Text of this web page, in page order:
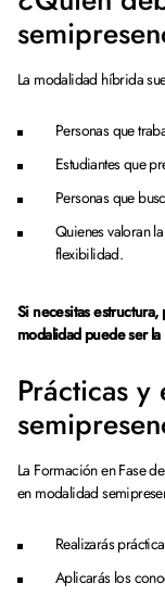
La modalidad híbrida
Personas que
Estudiantes que
Personas que
Quienes valoran
flexibilidad.
Si necesitas
modalidad puede ser la
Prácticas
La Formación en Fase
en modalidad
Realizarás
Aplicarás los